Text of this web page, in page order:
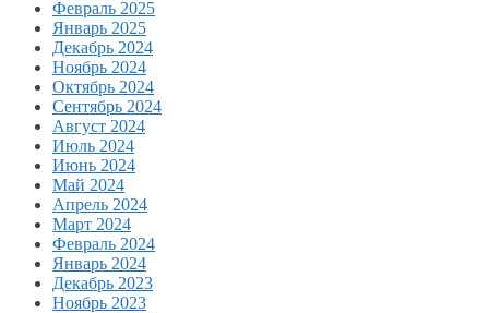
Февраль 2025
Январь 2025
Декабрь 2024
Ноябрь 2024
Октябрь 2024
Сентябрь 2024
Август 2024
Июль 2024
Июнь 2024
Май 2024
Апрель 2024
Март 2024
Февраль 2024
Январь 2024
Декабрь 2023
Ноябрь 2023